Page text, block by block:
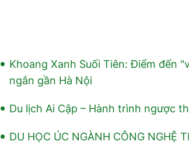
Khoang Xanh Suối Tiên: Điểm đến
ngắn gần Hà Nội
Du lịch Ai Cập – Hành trình ngược
DU HỌC ÚC NGÀNH CÔNG NGHỆ